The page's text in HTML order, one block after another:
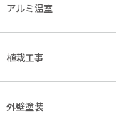
アルミ温室
植栽工事
外壁塗装